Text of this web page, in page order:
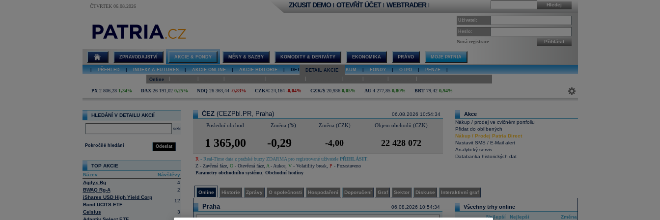
ČTVRTEK 06.08.2026
ČEZ online
Hledej
ZKUSIT DEMO | OTEVŘÍT ÚČET | WEBTRADER |
Uživatel:
Heslo:
Nová registrace Přihlásit
ZPRAVODAJSTVÍ AKCIE & FONDY MĚNY & SAZBY KOMODITY & DERIVÁTY EKONOMIKA PRÁVO MOJE PATRIA
PŘEHLED INDEXY A FUTURES AKCIE ONLINE AKCIE HISTORIE DETAIL AKCIE | VÝZKUM FONDY O IPO PENZE
DETAIL AKCIE
Online
PX 2 806,28 1,34% DAX 26 191,02 0,25% NDQ 26 363,44 -0,83% CZK/€ 24,164 -0,04% CZK/$ 20,936 0,05% AU 4 277,85 0,80% BRT 79,42 0,94%
HLEDÁNÍ V DETAILU AKCIÍ
select
Odeslat
Pokročilé hledání
TOP AKCIE
Název
Návštěvy
Agilyx Rg
4
BWAQ Rg-A
2
iShares USD High Yield Corp
Bond UCITS ETF
12
Celsius
3
06.08.2026 10:54:34
ČEZ (CEZPbl.PR, Praha)
Poslední obchod Změna (%) Změna (CZK) Objem obchodů (CZK)
1 365,00 -0,29 -4,00 22 428 072
R - Real-Time data z pražské burzy ZDARMA pro registrované uživatele PŘIHLÁSIT.
Z- Zavřená fáze, O- Otevřená fáze, A- Aukce, V- Volatility break, P - Pozastaveno
Parametry obchodního systému
Obchodní hodiny
Akce
Nákup / prodej ve cvičném portfoliu
Přidat do oblíbených
Nákup/ Prodej Patria Direct
Nastavit SMS / E-Mail alert
Analytický servis
Databanka historických dat
Online Historie Zprávy O společnosti Hospodaření Doporučení Graf Sektor Diskuse Interaktivní graf
06.08.2026 10:54:34
Praha Všechny trhy online
Nejlepší
Nejlepší
Změna